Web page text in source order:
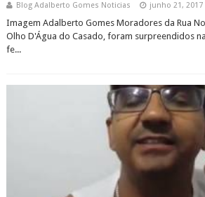
Blog Adalberto Gomes Noticias junho 21, 2017
Imagem Adalberto Gomes Moradores da Rua
Olho D'Água do Casado, foram surpreendidos
fe...